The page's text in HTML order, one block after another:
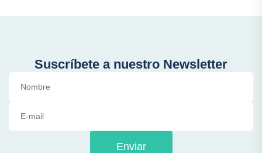
Suscríbete a nuestro Newsletter
Enviar